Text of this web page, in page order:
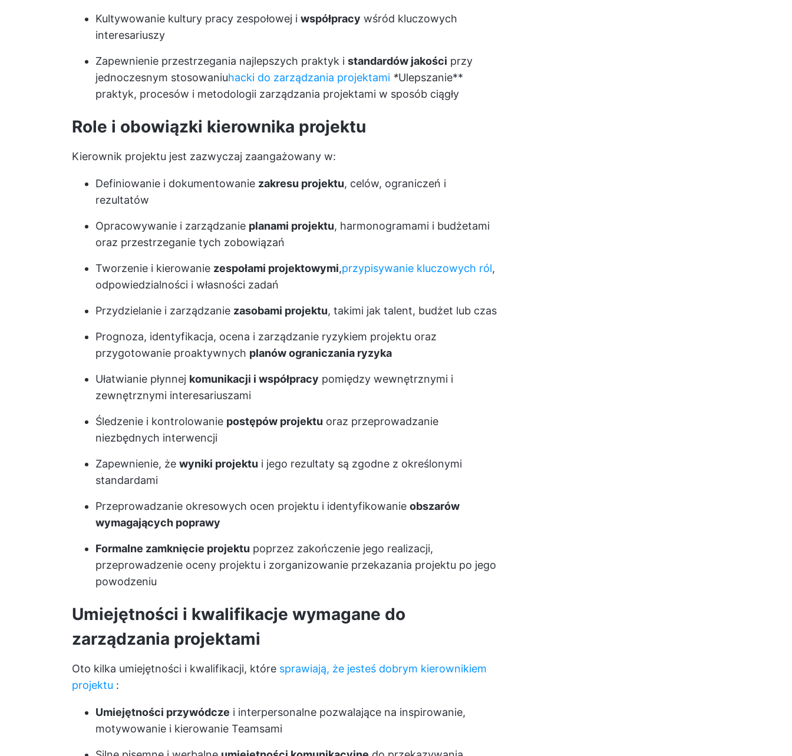
Kultywowanie kultury pracy zespołowej i współpracy wśród kluczowych
interesariuszy
Zapewnienie przestrzegania najlepszych praktyk i standardów jakości przy
jednoczesnym stosowaniuhacki do zarządzania projektami *Ulepszanie**
praktyk, procesów i metodologii zarządzania projektami w sposób ciągły
Role i obowiązki kierownika projektu
Kierownik projektu jest zazwyczaj zaangażowany w:
Definiowanie i dokumentowanie zakresu projektu, celów, ograniczeń i
rezultatów
Opracowywanie i zarządzanie planami projektu, harmonogramami i budżetami
oraz przestrzeganie tych zobowiązań
Tworzenie i kierowanie zespołami projektowymi,przypisywanie kluczowych ról,
odpowiedzialności i własności zadań
Przydzielanie i zarządzanie zasobami projektu, takimi jak talent, budżet lub czas
Prognoza, identyfikacja, ocena i zarządzanie ryzykiem projektu oraz
przygotowanie proaktywnych planów ograniczania ryzyka
Ułatwianie płynnej komunikacji i współpracy pomiędzy wewnętrznymi i
zewnętrznymi interesariuszami
Śledzenie i kontrolowanie postępów projektu oraz przeprowadzanie
niezbędnych interwencji
Zapewnienie, że wyniki projektu i jego rezultaty są zgodne z określonymi
standardami
Przeprowadzanie okresowych ocen projektu i identyfikowanie obszarów
wymagających poprawy
Formalne zamknięcie projektu poprzez zakończenie jego realizacji,
przeprowadzenie oceny projektu i zorganizowanie przekazania projektu po jego
powodzeniu
Umiejętności i kwalifikacje wymagane do
zarządzania projektami
Oto kilka umiejętności i kwalifikacji, które sprawiają, że jesteś dobrym kierownikiem
projektu :
Umiejętności przywódcze i interpersonalne pozwalające na inspirowanie,
motywowanie i kierowanie Teamsami